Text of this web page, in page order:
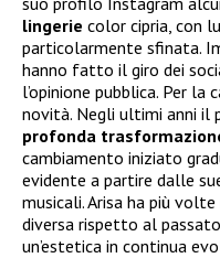
lingerie color cipria, con
particolarmente sfinata.
hanno fatto il giro dei
l’opinione pubblica. Per
novità. Negli ultimi anni il
profonda
cambiamento iniziato
evidente a partire dalle
musicali. Arisa ha più
diversa rispetto al
un’estetica in continua